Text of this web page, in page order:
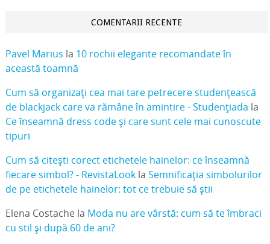
COMENTARII RECENTE
Pavel Marius la 10 rochii elegante recomandate în
această toamnă
Cum să organizați cea mai tare petrecere studențească
de blackjack care va rămâne în amintire - Studențiada la
Ce înseamnă dress code și care sunt cele mai cunoscute
tipuri
Cum să citești corect etichetele hainelor: ce înseamnă
fiecare simbol? - RevistaLookla Semnificația simbolurilor
de pe etichetele hainelor: tot ce trebuie să știi
Elena Costachela Moda nu are vârstă: cum să te îmbraci
cu stil și după 60 de ani?